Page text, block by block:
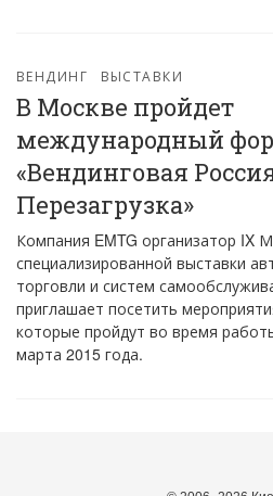
ВЕНДИНГ ВЫСТАВКИ
В Москве пройдет
международный
«Вендинговая
Перезагрузка»
Компания EMTG организатор IX
специализированной выставки
торговли и систем
приглашает посетить
которые пройдут во время
марта 2015 года.